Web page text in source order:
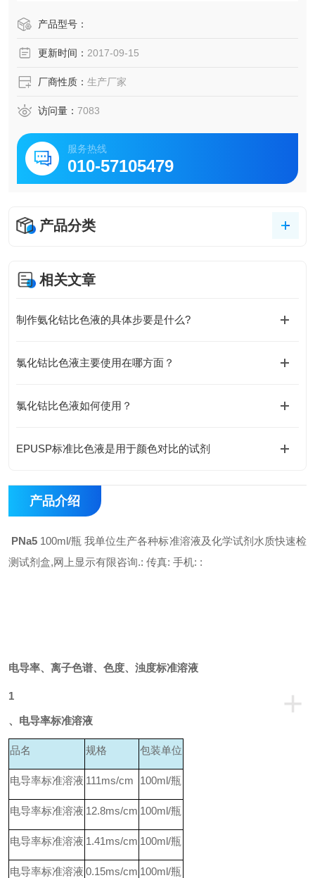
产品型号：
更新时间： 2017-09-15
厂商性质： 生产厂家
访问量： 7083
服务热线
010-57105479
产品分类
相关文章
制作氨化钴比色液的具体步要是什么?
氯化钴比色液主要使用在哪方面？
氯化钴比色液如何使用？
EPUSP标准比色液是用于颜色对比的试剂
产品介绍
PNa5 100ml/瓶 我单位生产各种标准溶液及化学试剂水质快速检
测试剂盒,网上显示有限咨询.: 传真: 手机: :
电导率、离子色谱、色度、浊度标准溶液
+
1
、电导率标准溶液
品名 规格 包装单位
电导率标准溶液 111ms/cm 100ml/瓶
电导率标准溶液 12.8ms/cm 100ml/瓶
电导率标准溶液 1.41ms/cm 100ml/瓶
电导率标准溶液 0.15ms/cm 100ml/瓶